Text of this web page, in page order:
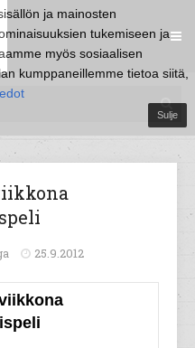
ja mainosten
tukemiseen ja
myös sosiaalisen
kumppaneillemme tietoa siitä,
Sulje
25.9.2012